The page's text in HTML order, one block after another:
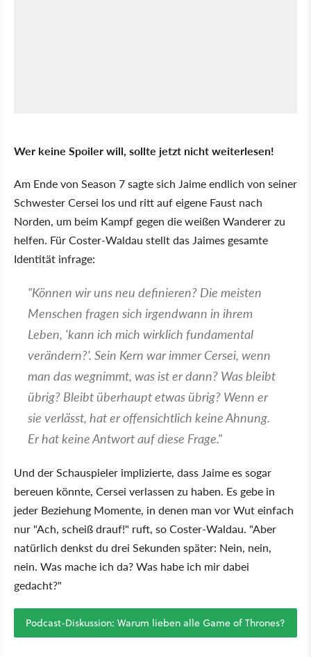
Wer keine Spoiler will, sollte jetzt nicht weiterlesen!
Am Ende von Season 7 sagte sich Jaime endlich von seiner
Schwester Cersei los und ritt auf eigene Faust nach
Norden, um beim Kampf gegen die weißen Wanderer zu
helfen. Für Coster-Waldau stellt das Jaimes gesamte
Identität infrage:
"Können wir uns neu definieren? Die meisten
Menschen fragen sich irgendwann in ihrem
Leben, 'kann ich mich wirklich fundamental
verändern?'. Sein Kern war immer Cersei, wenn
man das wegnimmt, was ist er dann? Was bleibt
übrig? Bleibt überhaupt etwas übrig? Wenn er
sie verlässt, hat er offensichtlich keine Ahnung.
Er hat keine Antwort auf diese Frage."
Und der Schauspieler implizierte, dass Jaime es sogar
bereuen könnte, Cersei verlassen zu haben. Es gebe in
jeder Beziehung Momente, in denen man vor Wut einfach
nur "Ach, scheiß drauf!" ruft, so Coster-Waldau. "Aber
natürlich denkst du drei Sekunden später: Nein, nein,
nein. Was mache ich da? Was habe ich mir dabei
gedacht?"
Podcast-Diskussion: Warum lieben alle Game of Thrones?